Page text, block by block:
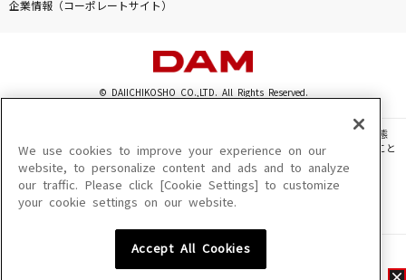
企業情報（コーポレートサイト）
© DAIICHIKOSHO CO.,LTD. All Rights Reserved.
このサイトに掲載されている一切の文章・画像・写真・動画・音声等を、手段や形態
を問わず、著作権法の定める範囲を超えて無断で複製、転載、ファイル化などすること
を禁じます。
楽曲及びコンテンツは、機種によりご利用いただけない場合があります。
楽曲及びコンテンツの配信日、配信内容が変更になる場合があります。
We use cookies to improve your experience on our
website, to personalize content and ads and to analyze
our traffic. Please click [Cookie Settings] to customize
your cookie settings on our website.
Accept All Cookies